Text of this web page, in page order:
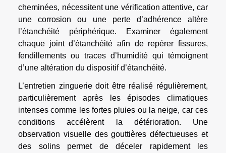
cheminées, nécessitent une vérification attentive, car
une corrosion ou une perte d’adhérence altère
l’étanchéité périphérique. Examiner également
chaque joint d’étanchéité afin de repérer fissures,
fendillements ou traces d’humidité qui témoignent
d’une altération du dispositif d’étanchéité.
L’entretien zinguerie doit être réalisé régulièrement,
particulièrement après les épisodes climatiques
intenses comme les fortes pluies ou la neige, car ces
conditions accélèrent la détérioration. Une
observation visuelle des gouttières défectueuses et
des solins permet de déceler rapidement les